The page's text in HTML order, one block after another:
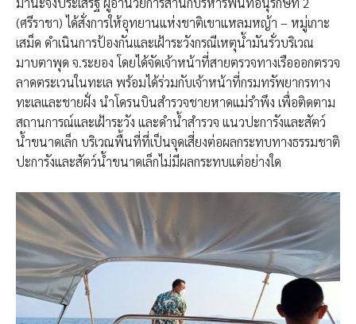
(ศรีราชา) ได้สั่งการให้อุทยานแห่งชาติเขาแหลมหญ้า – หมู่เกาะ
เสม็ด ดำเนินการป้องกันและเฝ้าระวังกรณีเหตุน้ำมันรั่วบริเวณ
มาบตาพุด จ.ระยอง โดยได้จัดเจ้าหน้าที่สายตรวจทางเรือออกตรวจ
ลาดตระเวนในทะเล พร้อมได้ร่วมกับเจ้าหน้าที่กรมทรัพยากรทาง
ทะเลและชายฝั่ง นำโดรนบินสำรวจชายหาดแม่รำพึง เพื่อติดตาม
สถานการณ์และเฝ้าระวัง และดำน้ำสำรวจ แนวปะการังและสัตว์
น้ำขนาดเล็ก บริเวณพื้นที่ที่เป็นจุดเสี่ยงต่อผลกระทบทางธรรมชาติ
ปะการังและสัตว์น้ำขนาดเล็กไม่มีผลกระทบแต่อย่างใด